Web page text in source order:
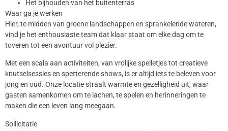
Het bijhouden van het buitenterras
Waar ga je werken
Hier, te midden van groene landschappen en sprankelende wateren,
vind je het enthousiaste team dat klaar staat om elke dag om te
toveren tot een avontuur vol plezier.
Met een scala aan activiteiten, van vrolijke spelletjes tot creatieve
knutselsessies en spetterende shows, is er altijd iets te beleven voor
jong en oud. Onze locatie straalt warmte en gezelligheid uit, waar
gasten samenkomen om te lachen, te spelen en herinneringen te
maken die een leven lang meegaan.
Sollicitatie